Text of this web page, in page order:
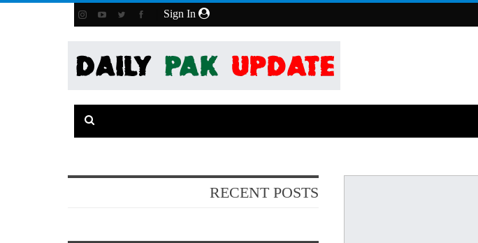
RECENT POSTS